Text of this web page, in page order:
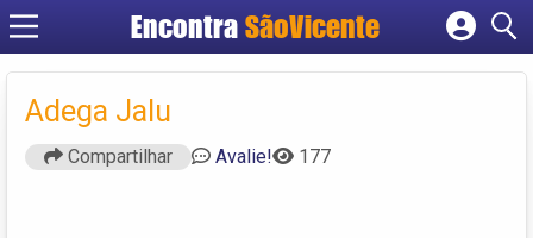
Encontra SãoVicente
Cadastrar empresa
Adega Jalu
Compartilhar Avalie! 177